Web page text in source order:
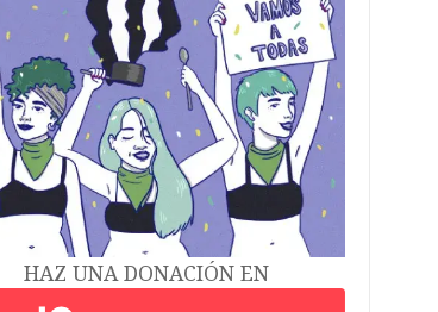
HAZ UNA DONACIÓN EN